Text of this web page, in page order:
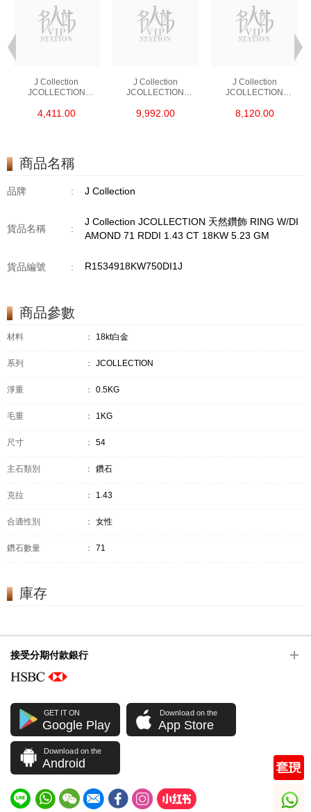
J Collection
JCOLLECTION
RDDI 0.48 CT18KR
4,411.00
J Collection
JCOLLECTION
RDDI 1.34 CT18KW
9,992.00
J Collection
JCOLLECTION
W/DIAMOND 7
8,120.00
商品名稱
品牌 : J Collection
貨品名稱 :
J Collection JCOLLECTION 天然鑽飾 RING W/DI
AMOND 71 RDDI 1.43 CT 18KW 5.23 GM
貨品編號 : R1534918KW750DI1J
商品參數
材料 ： 18kt白金
系列 ： JCOLLECTION
淨重 ： 0.5KG
毛重 ： 1KG
尺寸 ： 54
主石類別 ： 鑽石
克拉 ： 1.43
合適性別 ： 女性
鑽石數量 ： 71
庫存
接受分期付款銀行
GET IT ON
Google Play
Download on the
App Store
Download on the
Android